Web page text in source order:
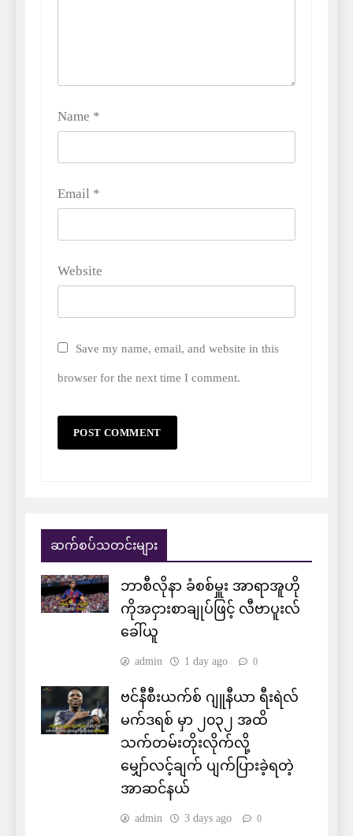
Name *
Email *
Website
Save my name, email, and website in this
browser for the next time I comment.
ဆက်စပ်သတင်းများ
ဘာစီလိုနာ ခံစစ်မှူး အာရာအူဟို
ကိုအငှားစာချုပ်ဖြင့် လီဗာပူးလ်
ခေါ်ယူ
admin 1 day ago 0
ဗင်နီစီးယက်စ် ဂျူနီယာ ရီးရဲလ်
မက်ဒရစ် မှာ ၂၀၃၂ အထိ
သက်တမ်းတိုးလိုက်လို့
မျှော်လင့်ချက် ပျက်ပြားခဲ့ရတဲ့
အာဆင်နယ်
admin 3 days ago 0